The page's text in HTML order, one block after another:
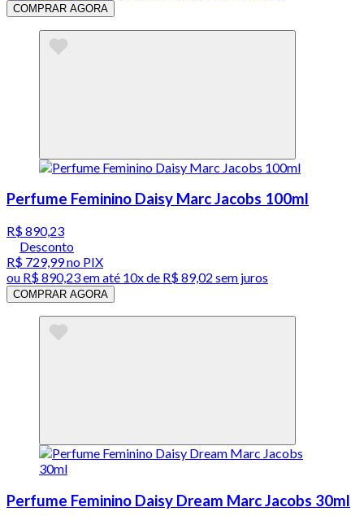
COMPRAR AGORA
Perfume Feminino Daisy Marc Jacobs 100ml
R$ 890,23
Desconto
R$ 729,99no PIX
ou R$ 890,23em até 10x de R$ 89,02 sem juros
COMPRAR AGORA
Perfume Feminino Daisy Dream Marc Jacobs 30ml